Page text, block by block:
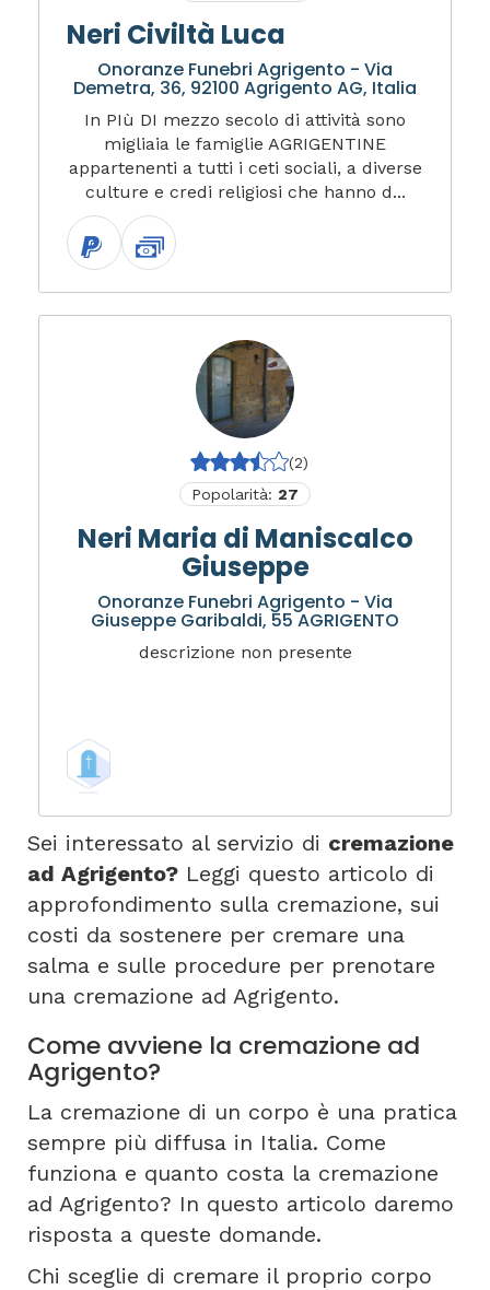
Neri Civiltà Luca
Onoranze Funebri Agrigento - Via
Demetra, 36, 92100 Agrigento AG, Italia
In PIù DI mezzo secolo di attività sono
migliaia le famiglie AGRIGENTINE
appartenenti a tutti i ceti sociali, a diverse
culture e credi religiosi che hanno d...
(2)
Popolarità: 27
Neri Maria di Maniscalco
Giuseppe
Onoranze Funebri Agrigento - Via
Giuseppe Garibaldi, 55 AGRIGENTO
descrizione non presente
Sei interessato al servizio di cremazione
ad Agrigento? Leggi questo articolo di
approfondimento sulla cremazione, sui
costi da sostenere per cremare una
salma e sulle procedure per prenotare
una cremazione ad Agrigento.
Come avviene la cremazione ad
Agrigento?
La cremazione di un corpo è una pratica
sempre più diffusa in Italia. Come
funziona e quanto costa la cremazione
ad Agrigento? In questo articolo daremo
risposta a queste domande.
Chi sceglie di cremare il proprio corpo